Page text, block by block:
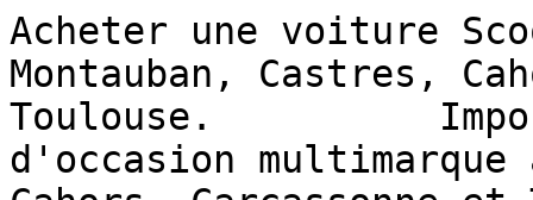
Acheter une voiture
Montauban, Castres,
Toulouse.
d'occasion